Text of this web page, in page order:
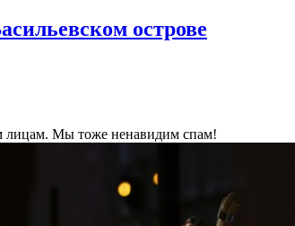
острове
лицам. Мы тоже ненавидим спам!